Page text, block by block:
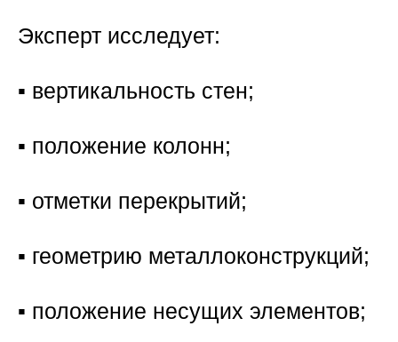
Эксперт исследует:
▪️ вертикальность стен;
▪️ положение колонн;
▪️ отметки перекрытий;
▪️ геометрию металлоконструкций;
▪️ положение несущих элементов;